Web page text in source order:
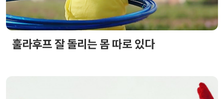
훌라후프 잘 돌리는 몸 따로 있다